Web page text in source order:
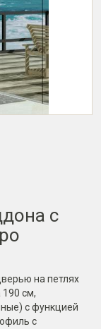
с
на петлях
190 см,
с функцией
с